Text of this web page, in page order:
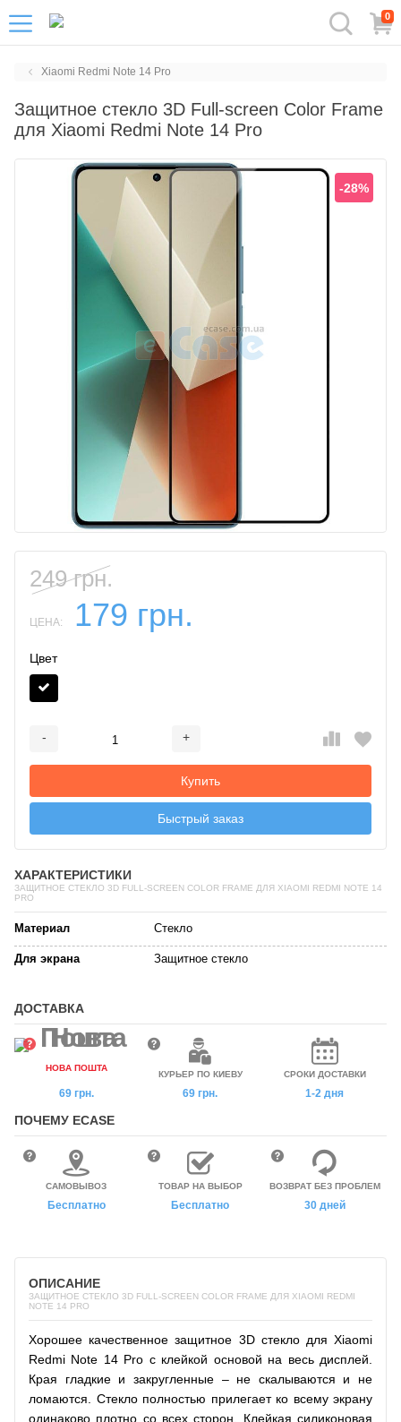
0
Xiaomi Redmi Note 14 Pro
Защитное стекло 3D Full-screen Color Frame
для Xiaomi Redmi Note 14 Pro
-28%
249 грн.
ЦЕНА: 179 грн.
Цвет
- +
Купить
Быстрый заказ
ХАРАКТЕРИСТИКИ
ЗАЩИТНОЕ СТЕКЛО 3D FULL-SCREEN COLOR FRAME ДЛЯ XIAOMI REDMI NOTE 14
PRO
Материал Стекло
Для экрана Защитное стекло
ДОСТАВКА
НОВА ПОШТА
69 грн.
КУРЬЕР ПО КИЕВУ
69 грн.
СРОКИ ДОСТАВКИ
1-2 дня
ПОЧЕМУ ECASE
САМОВЫВОЗ
Бесплатно
ТОВАР НА ВЫБОР
Бесплатно
ВОЗВРАТ БЕЗ ПРОБЛЕМ
30 дней
ОПИСАНИЕ
ЗАЩИТНОЕ СТЕКЛО 3D FULL-SCREEN COLOR FRAME ДЛЯ XIAOMI REDMI
NOTE 14 PRO
Хорошее качественное защитное 3D стекло для Xiaomi
Redmi Note 14 Pro с клейкой основой на весь дисплей.
Края гладкие и закругленные – не скалываются и не
ломаются. Стекло полностью прилегает ко всему экрану
одинаково плотно со всех сторон. Клейкая силиконовая